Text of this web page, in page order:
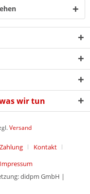
wir tun
Versand
Kontakt
Impressum
didpm GmbH |